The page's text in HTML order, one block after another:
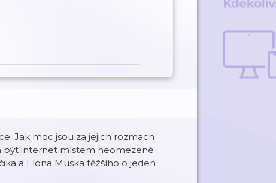
Jak moc jsou za jejich rozmach
být internet místem neomezené
a Elona Muska těžšího o jeden